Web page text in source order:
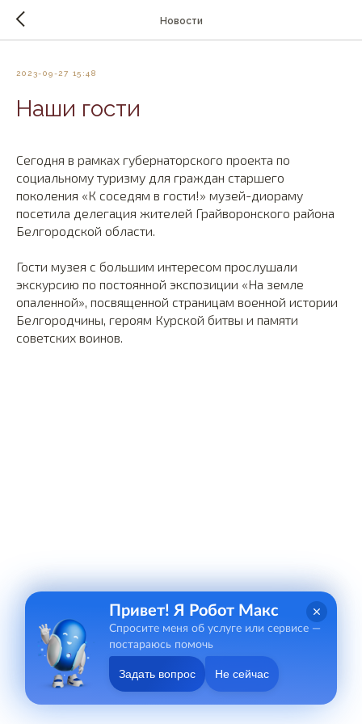
Новости
2023-09-27 15:48
Наши гости
Сегодня в рамках губернаторского проекта по
социальному туризму для граждан старшего
поколения «К соседям в гости!» музей-диораму
посетила делегация жителей Грайворонского района
Белгородской области.
Гости музея с большим интересом прослушали
экскурсию по постоянной экспозиции «На земле
опаленной», посвященной страницам военной истории
Белгородчины, героям Курской битвы и памяти
советских воинов.
Привет! Я Робот Макс
Спросите меня об услуге или сервисе —
постараюсь помочь
Задать вопрос Не сейчас